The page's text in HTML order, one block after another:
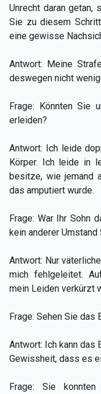
Unrecht daran getan,
Sie zu diesem
eine gewisse
Antwort: Meine
deswegen nicht
Frage: Könnten Sie
erleiden?
Antwort: Ich leide
Körper. Ich leide in
besitze, wie jemand
das amputiert wurde.
Frage: War Ihr Sohn
kein anderer
Antwort: Nur
mich fehlgeleitet.
mein Leiden verkürzt
Frage: Sehen Sie das
Antwort: Ich kann das
Gewissheit, dass es
Frage: Sie